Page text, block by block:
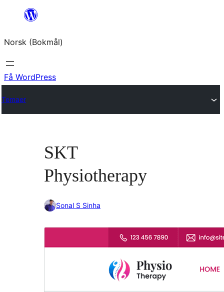
Hopp
innhold
Norsk (Bokmål)
Få WordPress
Temaer
SKT
Physiotherapy
Sonal S Sinha